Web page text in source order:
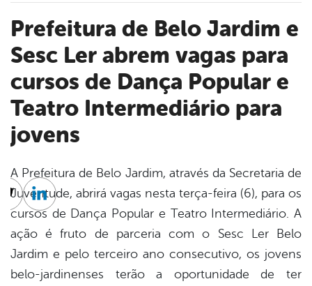
Prefeitura de Belo Jardim e
Sesc Ler abrem vagas para
cursos de Dança Popular e
Teatro Intermediário para
jovens
A Prefeitura de Belo Jardim, através da Secretaria de
Juventude, abrirá vagas nesta terça-feira (6), para os
cursos de Dança Popular e Teatro Intermediário. A
ação é fruto de parceria com o Sesc Ler Belo
Jardim e pelo terceiro ano consecutivo, os jovens
belo-jardinenses terão a oportunidade de ter
TwitterLinkedin